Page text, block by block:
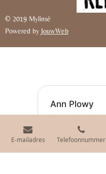
© 2019 Mylinsé
Powered by JouwWeb
E-mailadres Telefoonnummer